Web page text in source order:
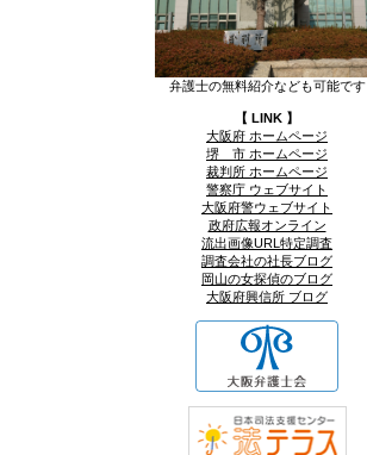
弁護士の無料紹介なども可能です
【 LINK 】
大阪府 ホームページ
堺 市 ホームページ
裁判所 ホームページ
警察庁 ウェブサイト
大阪府警ウェブサイト
政府広報オンライン
流出画像URL特定調査
調査会社の社長ブログ
岡山の女探偵のブログ
大阪府興信所 ブログ